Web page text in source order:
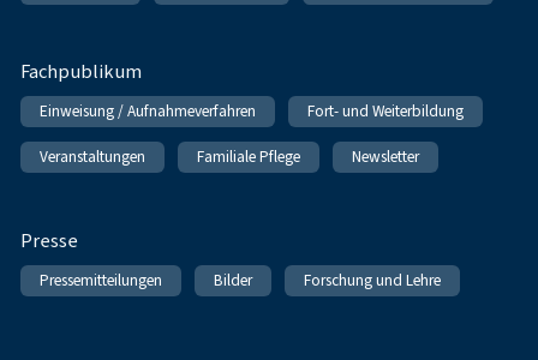
Fachpublikum
Einweisung / Aufnahmeverfahren Fort- und Weiterbildung
Veranstaltungen Familiale Pflege Newsletter
Presse
Pressemitteilungen Bilder Forschung und Lehre